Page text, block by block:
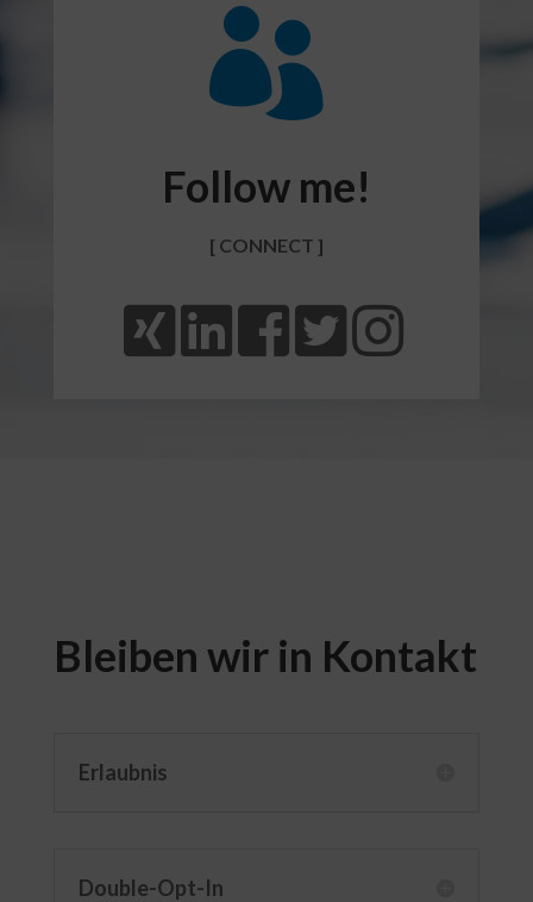

Follow me!
[ CONNECT ]
    
Bleiben wir in Kontakt
Erlaubnis
Double-Opt-In